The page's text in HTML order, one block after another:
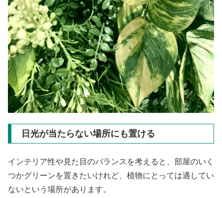
日光が当たらない場所にも置ける
インテリア性や見た目のバランスを考えると、部屋のいく
つかグリーンを置きたいけれど、植物にとっては適してい
ないという場所があります。